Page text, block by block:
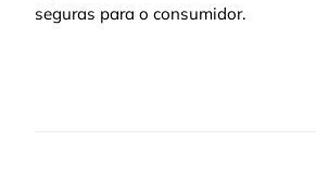
seguras para o consumidor.